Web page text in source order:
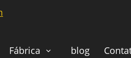
Fábrica blog